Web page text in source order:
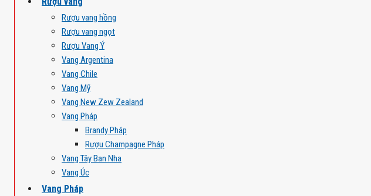
Rượu vang hồng
Rượu vang ngọt
Rượu Vang Ý
Vang Argentina
Vang Chile
Vang Mỹ
Vang New Zew Zealand
Vang Pháp
Brandy Pháp
Rượu Champagne Pháp
Vang Tây Ban Nha
Vang Úc
Vang Pháp